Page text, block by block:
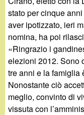
stato per cinque
aver ipotizzato, ieri
nomina, ha poi
«Ringrazio i
elezioni 2012. Sono
tre anni e la famiglia
Nonostante ciò
meglio, convinto di
vissuta con